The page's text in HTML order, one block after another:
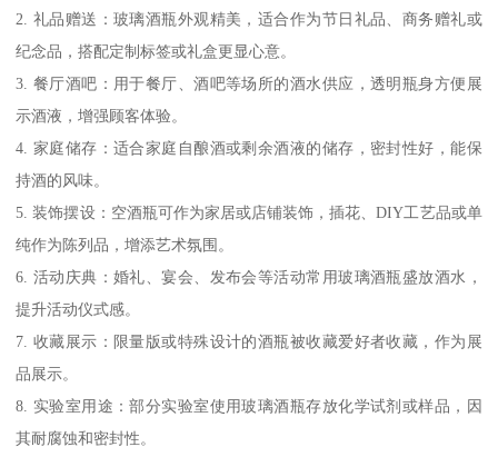
2. 礼品赠送：玻璃酒瓶外观精美，适合作为节日礼品、商务赠礼或
纪念品，搭配定制标签或礼盒更显心意。
3. 餐厅酒吧：用于餐厅、酒吧等场所的酒水供应，透明瓶身方便展
示酒液，增强顾客体验。
4. 家庭储存：适合家庭自酿酒或剩余酒液的储存，密封性好，能保
持酒的风味。
5. 装饰摆设：空酒瓶可作为家居或店铺装饰，插花、DIY工艺品或单
纯作为陈列品，增添艺术氛围。
6. 活动庆典：婚礼、宴会、发布会等活动常用玻璃酒瓶盛放酒水，
提升活动仪式感。
7. 收藏展示：限量版或特殊设计的酒瓶被收藏爱好者收藏，作为展
品展示。
8. 实验室用途：部分实验室使用玻璃酒瓶存放化学试剂或样品，因
其耐腐蚀和密封性。